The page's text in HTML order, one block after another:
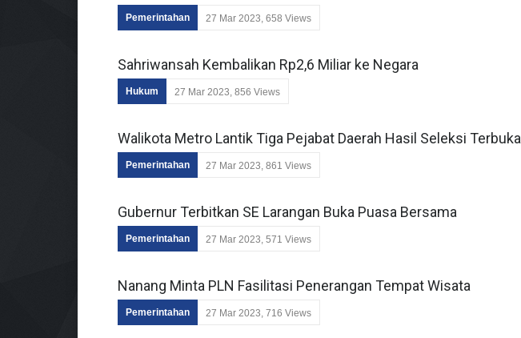
Pemerintahan 27 Mar 2023, 658 Views
Sahriwansah Kembalikan Rp2,6 Miliar ke Negara
Hukum 27 Mar 2023, 856 Views
Walikota Metro Lantik Tiga Pejabat Daerah Hasil Seleksi Terbuka
Pemerintahan 27 Mar 2023, 861 Views
Gubernur Terbitkan SE Larangan Buka Puasa Bersama
Pemerintahan 27 Mar 2023, 571 Views
Nanang Minta PLN Fasilitasi Penerangan Tempat Wisata
Pemerintahan 27 Mar 2023, 716 Views